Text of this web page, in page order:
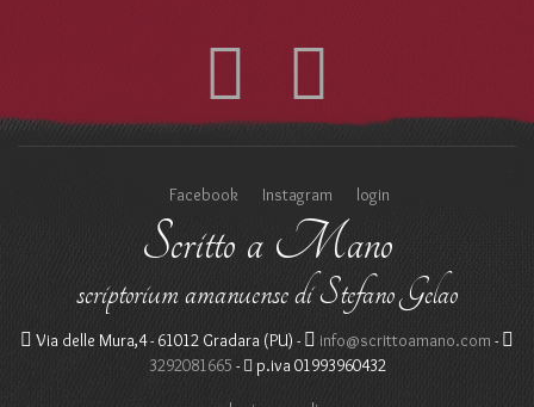
Facebook Instagram login
Scritto a Mano
scriptorium amanuense di Stefano Gelao
Via delle Mura,4 - 61012 Gradara (PU) - info@scrittoamano.com -
3292081665 - p.iva 01993960432